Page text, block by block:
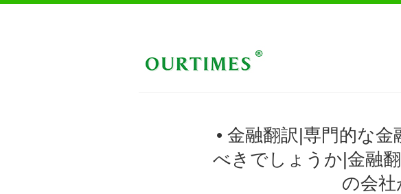
• 金融翻訳|専門的な
べきでしょうか|金融
の会